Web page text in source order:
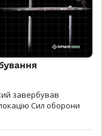
завербував
Сил оборони